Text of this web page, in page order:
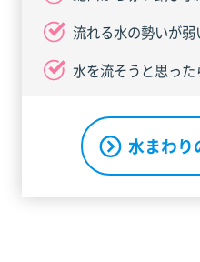
流れる水の勢いが弱
水を流そうと思っ
水まわり